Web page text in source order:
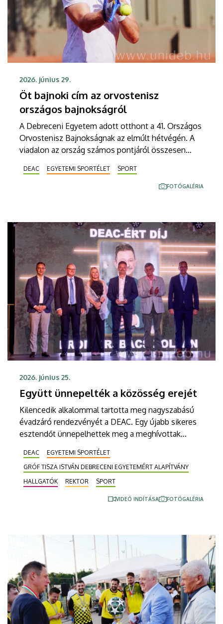
2026. június 29.
Öt bajnoki cím az orvostenisz
országos bajnokságról
A Debreceni Egyetem adott otthont a 41. Országos
Orvostenisz Bajnokságnak az elmúlt hétvégén. A
viadalon az ország számos pontjáról összesen
színeiben indult sportolók öt bajnoki aranynak is
DEAC EGYETEMI SPORTÉLET SPORT
FOTÓGALÉRIA
2026. június 25.
Együtt ünnepelték a közösség erejét
Kilencedik alkalommal tartotta meg nagyszabású
évadzáró rendezvényét a DEAC. Egy újabb sikeres
esztendőt ünnepelhettek meg a meghívottak
szerdán este a HALL-ban, ahol a legjobbaknak járó
elismeréseket is átadták.
DEAC
EGYETEMI SPORTÉLET
GRÓF TISZA ISTVÁN DEBRECENI EGYETEMÉRT ALAPÍTVÁNY
HALLGATÓK
REKTOR SPORT
VIDEÓ INDÍTÁSA FOTÓGALÉRIA